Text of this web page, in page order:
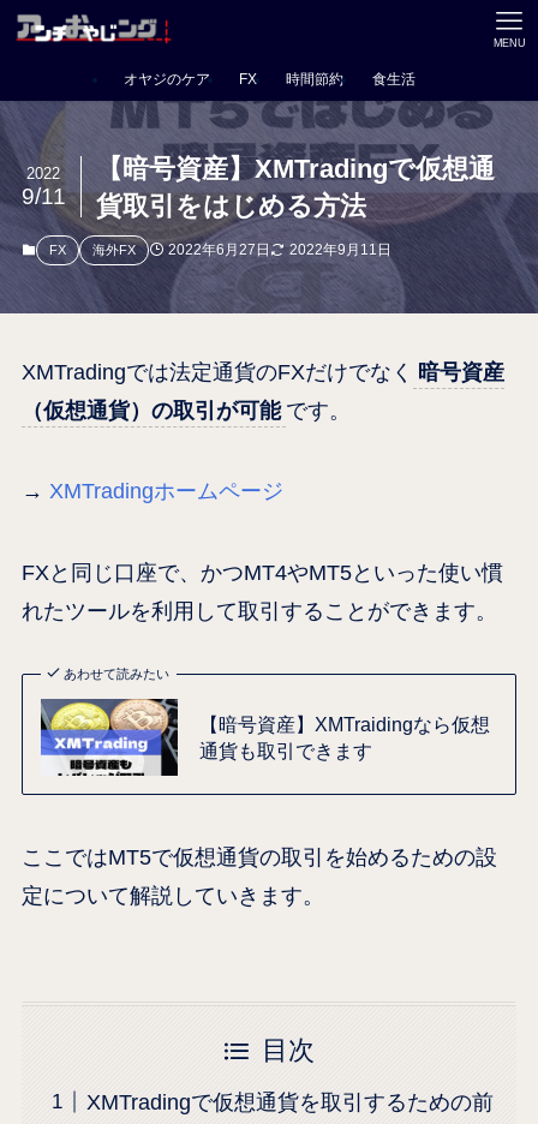
MENU
オヤジのケア FX 時間節約 食生活
【暗号資産】XMTradingで仮想通
貨取引をはじめる方法
2022
9/11
FX 海外FX 2022年6月27日 2022年9月11日
XMTradingでは法定通貨のFXだけでなく
暗号資産
（仮想通貨）の取引が可能 です。
→ XMTradingホームページ
FXと同じ口座で、かつMT4やMT5といった使い慣
れたツールを利用して取引することができます。
あわせて読みたい
【暗号資産】XMTraidingなら仮想
通貨も取引できます
ここではMT5で仮想通貨の取引を始めるための設
定について解説していきます。
目次
XMTradingで仮想通貨を取引するための前